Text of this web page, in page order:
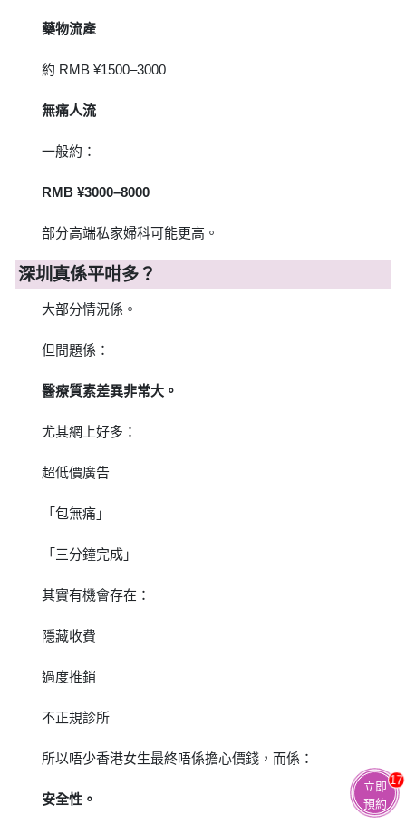
藥物流產
約 RMB ¥1500–3000
無痛人流
一般約：
RMB ¥3000–8000
部分高端私家婦科可能更高。
深圳真係平咁多？
大部分情況係。
但問題係：
醫療質素差異非常大。
尤其網上好多：
超低價廣告
「包無痛」
「三分鐘完成」
其實有機會存在：
隱藏收費
過度推銷
不正規診所
所以唔少香港女生最終唔係擔心價錢，而係：
安全性。
立即
預約
17